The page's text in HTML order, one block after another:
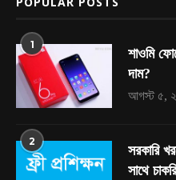
1
শাওমি
দাম?
আগস্ট ৫,
2
সরকারি
সাথে